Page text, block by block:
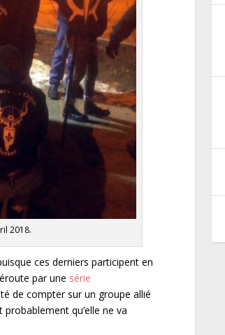
2018.
ces derniers participent en
par une série
de compter sur un groupe allié
qu’elle ne va